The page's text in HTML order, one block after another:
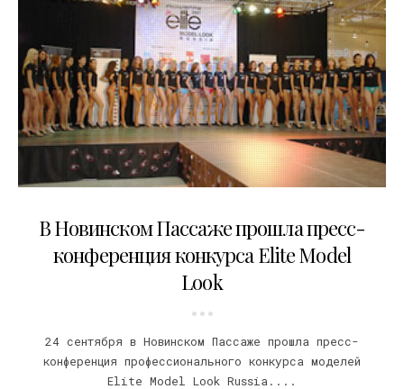
В Новинском Пассаже прошла пресс-
конференция конкурса Elite Model
Look
24 сентября в Новинском Пассаже прошла пресс-
конференция профессионального конкурса моделей
Elite Model Look Russia....